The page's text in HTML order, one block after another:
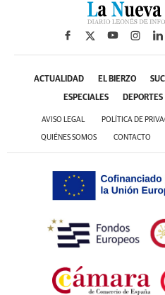
ACTUALIDAD EL BIERZO
ESPECIALES DEPORTES
AVISO LEGAL POLÍTICA DE
QUIÉNES SOMOS CONTACTO